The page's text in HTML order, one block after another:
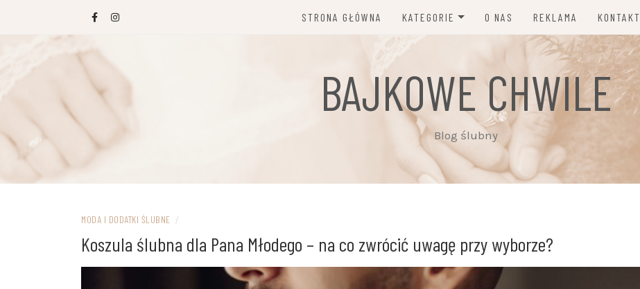
STRONA GŁÓWNA KATEGORIE
DEKORACJE, KWIATY,
ZAPROSZENIA
PORADY I NEWSY
INSPIRACJE ŚLUBNE
FRYZURY, MAKIJAŻ I
PIELĘGNACJA
O NAS REKLAMA KONTAKT
BAJKOWE CHWILE
Blog ślubny
MODA I DODATKI ŚLUBNE /
Koszula ślubna dla Pana Młodego – na co zwrócić uwagę przy wyborze?